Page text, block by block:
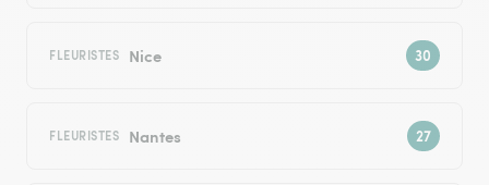
FLEURISTES Nice
FLEURISTES Nantes